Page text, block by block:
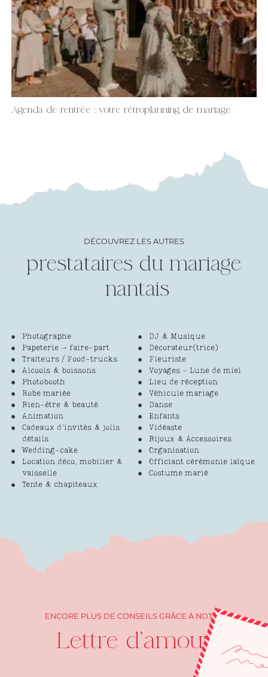
Agenda de rentrée : votre rétroplanning de mariage
DÉCOUVREZ LES AUTRES
prestataires du mariage
Photographe
Papeterie – faire-part
Traiteurs / Food-trucks
Alcools & boissons
Photobooth
Robe mariée
Bien-être & beauté
Animation
Cadeaux d’invités & jolis
détails
Wedding-cake
Location déco, mobilier &
vaisselle
Tente & chapiteaux
DJ & Musique
Décorateur(trice)
Fleuriste
Voyages - Lune de miel
Lieu de réception
Véhicule mariage
Danse
Enfants
Vidéaste
Bijoux & Accessoires
Organisation
Officiant cérémonie laïque
Costume marié
ENCORE PLUS DE CONSEILS GRÂCE À NOTRE
Lettre d'amour